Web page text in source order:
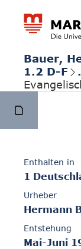
Bauer,
1.2 D-F
Enthalten in
1
Urheber
Hermann
Entstehung
Mai-Juni